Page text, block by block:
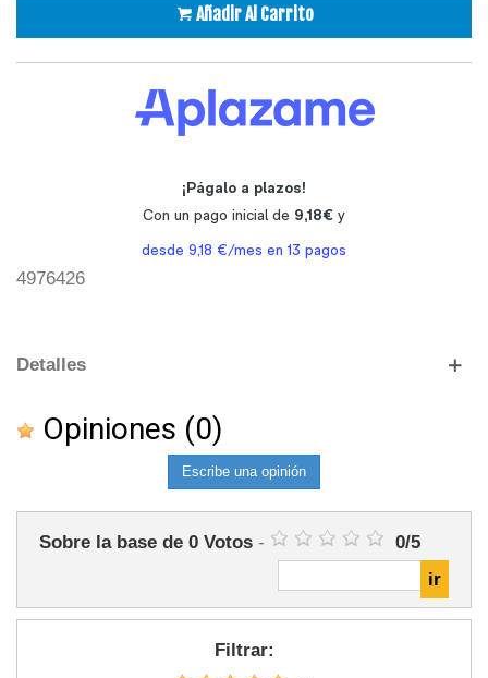
Añadir Al Carrito
4976426
Detalles
Opiniones (0)
Escribe una opinión
Sobre la base de 0 Votos - 0/5
Filtrar: